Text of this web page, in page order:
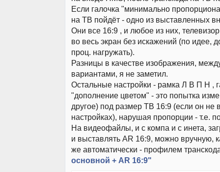
Если галочка "минимально
на ТВ пойдёт - одно из выставленных
Они все 16:9 , и любое из них,
во весь экран без искажений (по идее,
проц. нагружать).
Разницы в качестве изображения,
вариантами, я не заметил.
Остальные настройки - рамка Л В П Н ,
"дополнение цветом" - это попытка
другое) под размер ТВ 16:9 (если он не
настройках), нарушая пропорции - т.е.
На видеофайлы, и с компа и с инета,
и выставлять AR 16:9, можно вручную,
же автоматически - профилем
основной + AR 16:9"